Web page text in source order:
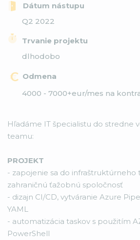
Dátum nástupu
Q2 2022
Trvanie projektu
dlhodobo
Odmena
4000 - 7000+eur/mes na
Hľadáme IT špecialistu do stredne
teamu:
PROJEKT
- zapojenie sa do infraštruktúrneho
zahraničnú ťažobnú spoločnosť
- dizajn CI/CD, vytváranie Azure
YAML
- automatizácia taskov s použitím
PowerShell